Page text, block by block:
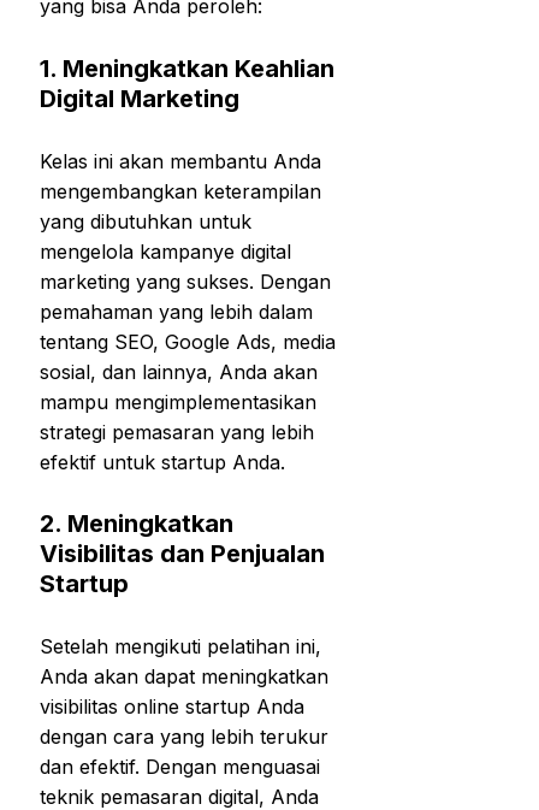
yang bisa Anda peroleh:
1. Meningkatkan Keahlian
Digital Marketing
Kelas ini akan membantu Anda
mengembangkan keterampilan
yang dibutuhkan untuk
mengelola kampanye digital
marketing yang sukses. Dengan
pemahaman yang lebih dalam
tentang SEO, Google Ads, media
sosial, dan lainnya, Anda akan
mampu mengimplementasikan
strategi pemasaran yang lebih
efektif untuk startup Anda.
2. Meningkatkan
Visibilitas dan Penjualan
Startup
Setelah mengikuti pelatihan ini,
Anda akan dapat meningkatkan
visibilitas online startup Anda
dengan cara yang lebih terukur
dan efektif. Dengan menguasai
teknik pemasaran digital, Anda